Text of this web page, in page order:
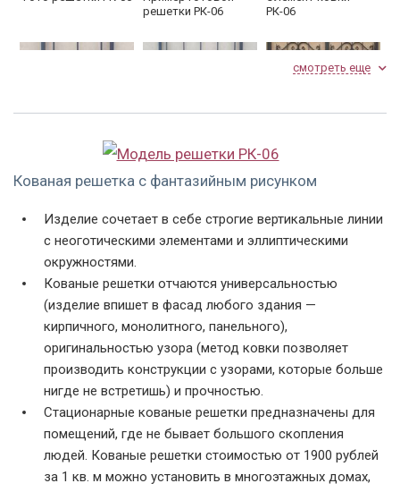
решетки РК-06
РК-06
решетки РК-06
Пример решетки с
эскизом РК-06
решетки РК-06
смотреть еще
Кованая решетка с фантазийным рисунком
Изделие сочетает в себе строгие вертикальные линии
с неоготическими элементами и эллиптическими
окружностями.
Кованые решетки отчаются универсальностью
(изделие впишет в фасад любого здания —
кирпичного, монолитного, панельного),
оригинальностью узора (метод ковки позволяет
производить конструкции с узорами, которые больше
нигде не встретишь) и прочностью.
Стационарные кованые решетки предназначены для
помещений, где не бывает большого скопления
людей. Кованые решетки стоимостью от 1900 рублей
за 1 кв. м можно установить в многоэтажных домах,